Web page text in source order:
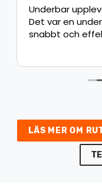
Underbar
Det var en
snabbt och
LÄS MER OM